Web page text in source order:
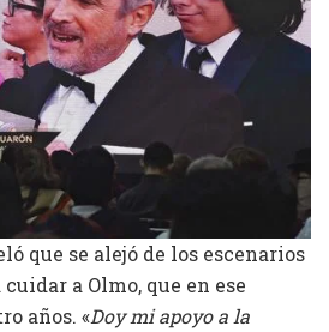
que se alejó de los escenarios
a Olmo, que en ese
años. «Doy mi apoyo a la